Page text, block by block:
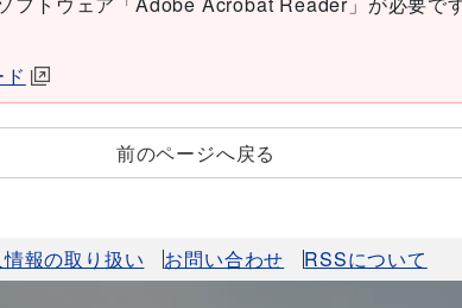
前のページへ戻る
報の取り扱い お問い合わせ RSSについて